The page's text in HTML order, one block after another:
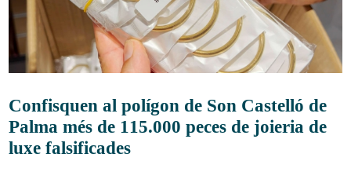
Confisquen al polígon de Son Castelló de
Palma més de 115.000 peces de joieria de
luxe falsificades